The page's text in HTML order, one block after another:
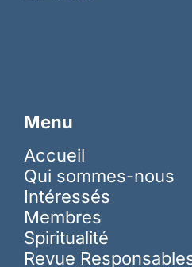
Menu
Accueil
Qui sommes-nous
Intéressés
Membres
Spiritualité
Revue